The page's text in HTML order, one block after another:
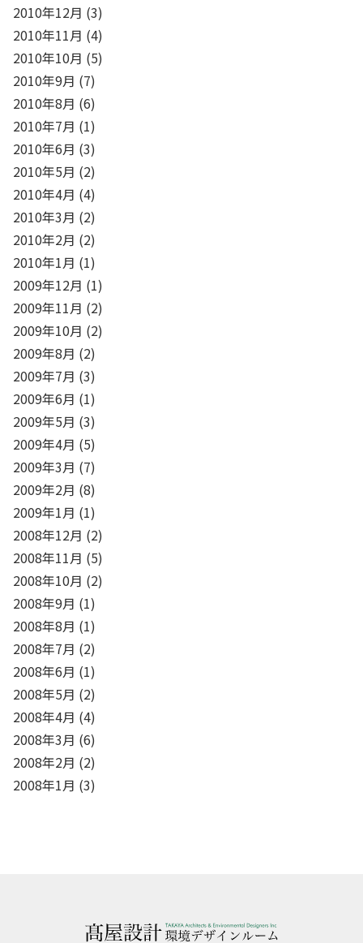
2010年12月 (3)
2010年11月 (4)
2010年10月 (5)
2010年9月 (7)
2010年8月 (6)
2010年7月 (1)
2010年6月 (3)
2010年5月 (2)
2010年4月 (4)
2010年3月 (2)
2010年2月 (2)
2010年1月 (1)
2009年12月 (1)
2009年11月 (2)
2009年10月 (2)
2009年8月 (2)
2009年7月 (3)
2009年6月 (1)
2009年5月 (3)
2009年4月 (5)
2009年3月 (7)
2009年2月 (8)
2009年1月 (1)
2008年12月 (2)
2008年11月 (5)
2008年10月 (2)
2008年9月 (1)
2008年8月 (1)
2008年7月 (2)
2008年6月 (1)
2008年5月 (2)
2008年4月 (4)
2008年3月 (6)
2008年2月 (2)
2008年1月 (3)